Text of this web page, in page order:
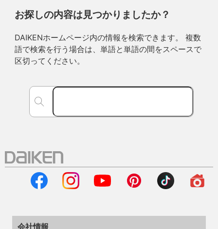
お探しの内容は見つかりましたか？
DAIKENホームページ内の情報を検索できます。 複数
語で検索を行う場合は、単語と単語の間をスペースで
区切ってください。
会社情報